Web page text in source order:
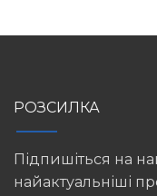
РОЗСИЛКА
Підпишіться на
найактуальніші